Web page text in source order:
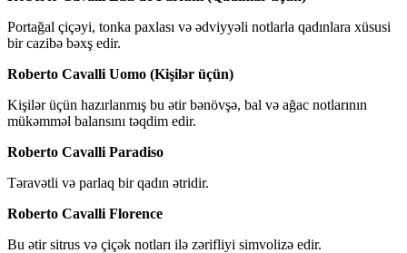
Portağal çiçəyi, tonka paxlası və ədviyyəli notlarla qadınlara xüsusi
bir cazibə bəxş edir.
Roberto Cavalli Uomo (Kişilər üçün)
Kişilər üçün hazırlanmış bu ətir bənövşə, bal və ağac notlarının
mükəmməl balansını təqdim edir.
Roberto Cavalli Paradiso
Təravətli və parlaq bir qadın ətridir.
Roberto Cavalli Florence
Bu ətir sitrus və çiçək notları ilə zərifliyi simvolizə edir.